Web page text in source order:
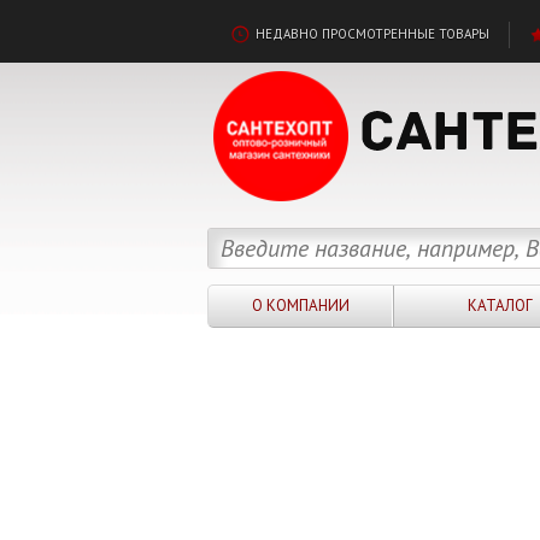
НЕДАВНО ПРОСМОТРЕННЫЕ ТОВАРЫ
О КОМПАНИИ КАТАЛОГ